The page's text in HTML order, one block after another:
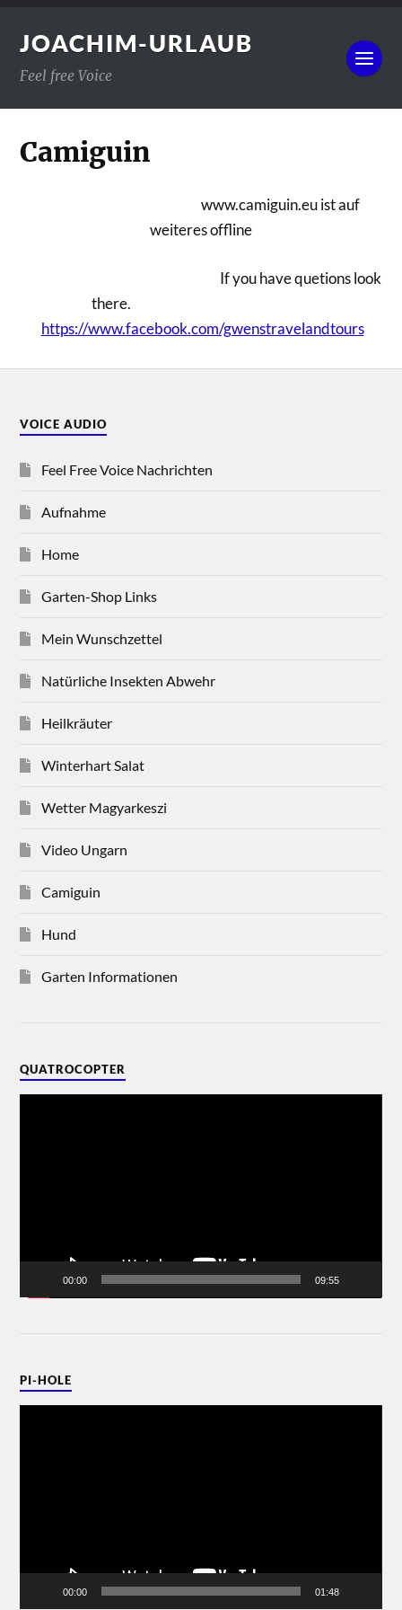
JOACHIM-URLAUB
Feel free Voice
Camiguin
www.camiguin.eu ist auf
weiteres offline
If you have quetions look
there.
https://www.facebook.com/gwenstravelandtours
VOICE AUDIO
Feel Free Voice Nachrichten
Aufnahme
Home
Garten-Shop Links
Mein Wunschzettel
Natürliche Insekten Abwehr
Heilkräuter
Winterhart Salat
Wetter Magyarkeszi
Video Ungarn
Camiguin
Hund
Garten Informationen
QUATROCOPTER
00:00 09:55
PI-HOLE
00:00 01:48